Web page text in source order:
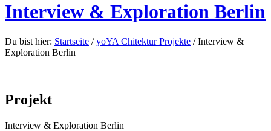
Interview & Exploration Berlin
Du bist hier: Startseite / yoYA Chitektur Projekte / Interview &
Exploration Berlin
Projekt
Interview & Exploration Berlin